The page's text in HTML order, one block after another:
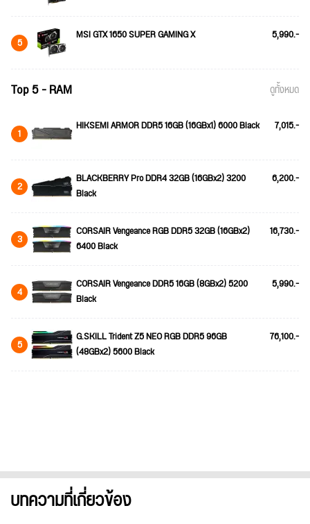
5 MSI GTX 1650 SUPER GAMING X 5,990.-
Top 5 - RAM ดูทั้งหมด
1 HIKSEMI ARMOR DDR5 16GB (16GBx1) 6000 Black 7,015.-
2
BLACKBERRY Pro DDR4 32GB (16GBx2) 3200
Black
6,200.-
3
CORSAIR Vengeance RGB DDR5 32GB (16GBx2)
6400 Black
16,730.-
4
CORSAIR Vengeance DDR5 16GB (8GBx2) 5200
Black
5,990.-
5
G.SKILL Trident Z5 NEO RGB DDR5 96GB
(48GBx2) 5600 Black
76,100.-
บทความที่เกี่ยวข้อง